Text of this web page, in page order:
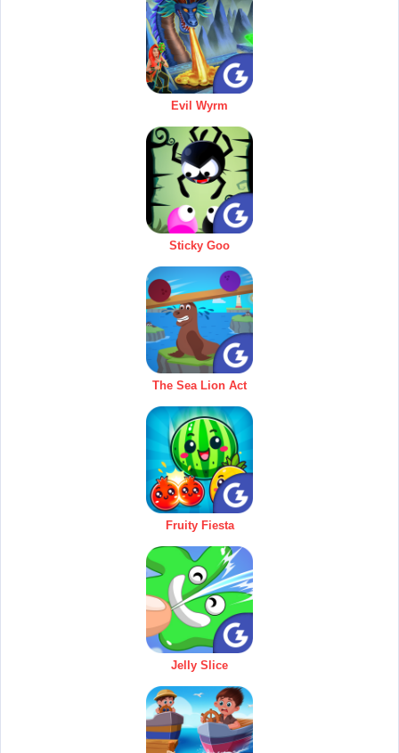
Evil Wyrm
Sticky Goo
The Sea Lion Act
Fruity Fiesta
Jelly Slice